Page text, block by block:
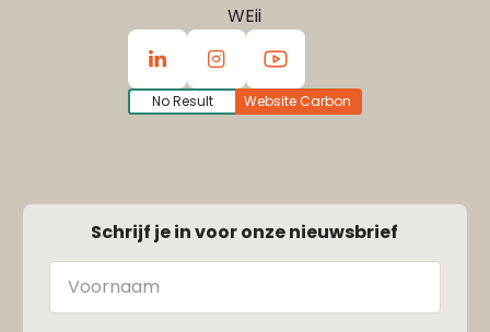
WEii
No Result Website Carbon
Schrijf je in voor onze nieuwsbrief
Naam